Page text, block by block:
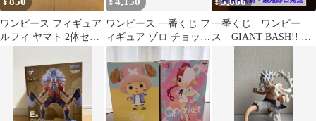
¥
ワンピース フィギュア
ルフィ ヤマト 2体セッ
¥
ワンピース 一番くじ フ
ィギュア ゾロ チョッパ
ー
¥
一番くじ ワンピー
ス GIANT BASH!! C
賞 チョッパー E